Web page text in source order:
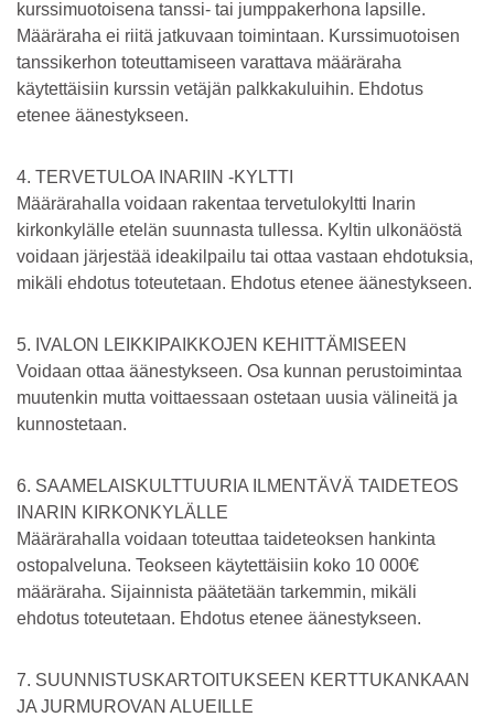
kurssimuotoisena tanssi- tai jumppakerhona lapsille.
Määräraha ei riitä jatkuvaan toimintaan. Kurssimuotoisen
tanssikerhon toteuttamiseen varattava määräraha
käytettäisiin kurssin vetäjän palkkakuluihin. Ehdotus
etenee äänestykseen.
4. TERVETULOA INARIIN -KYLTTI
Määrärahalla voidaan rakentaa tervetulokyltti Inarin
kirkonkylälle etelän suunnasta tullessa. Kyltin ulkonäöstä
voidaan järjestää ideakilpailu tai ottaa vastaan ehdotuksia,
mikäli ehdotus toteutetaan. Ehdotus etenee äänestykseen.
5. IVALON LEIKKIPAIKKOJEN KEHITTÄMISEEN
Voidaan ottaa äänestykseen. Osa kunnan perustoimintaa
muutenkin mutta voittaessaan ostetaan uusia välineitä ja
kunnostetaan.
6. SAAMELAISKULTTUURIA ILMENTÄVÄ TAIDETEOS
INARIN KIRKONKYLÄLLE
Määrärahalla voidaan toteuttaa taideteoksen hankinta
ostopalveluna. Teokseen käytettäisiin koko 10 000€
määräraha. Sijainnista päätetään tarkemmin, mikäli
ehdotus toteutetaan. Ehdotus etenee äänestykseen.
7. SUUNNISTUSKARTOITUKSEEN KERTTUKANKAAN
JA JURMUROVAN ALUEILLE